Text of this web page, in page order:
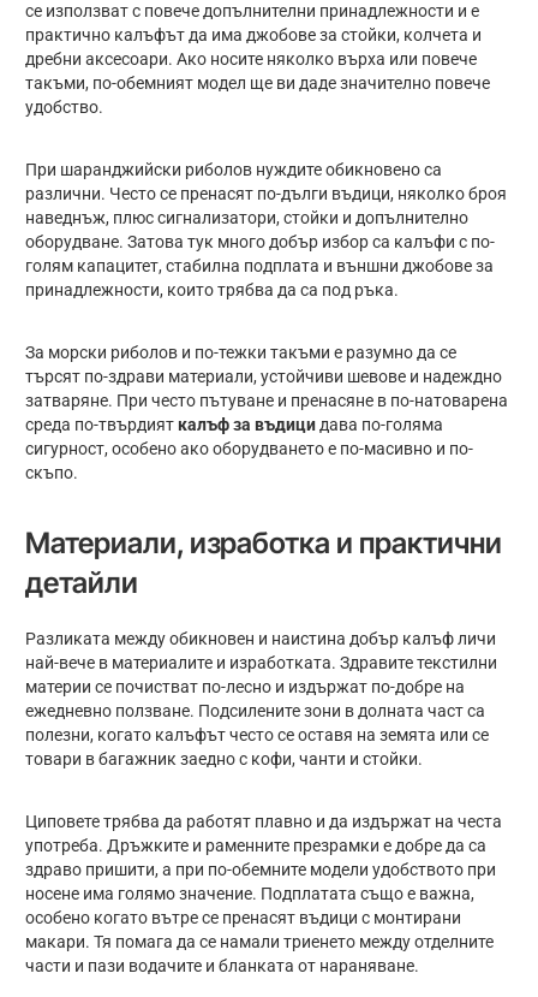
се използват с повече допълнителни принадлежности и е
практично калъфът да има джобове за стойки, колчета и
дребни аксесоари. Ако носите няколко върха или повече
такъми, по-обемният модел ще ви даде значително повече
удобство.
При шаранджийски риболов нуждите обикновено са
различни. Често се пренасят по-дълги въдици, няколко броя
наведнъж, плюс сигнализатори, стойки и допълнително
оборудване. Затова тук много добър избор са калъфи с по-
голям капацитет, стабилна подплата и външни джобове за
принадлежности, които трябва да са под ръка.
За морски риболов и по-тежки такъми е разумно да се
търсят по-здрави материали, устойчиви шевове и надеждно
затваряне. При често пътуване и пренасяне в по-натоварена
среда по-твърдият калъф за въдици дава по-голяма
сигурност, особено ако оборудването е по-масивно и по-
скъпо.
Материали, изработка и практични
детайли
Разликата между обикновен и наистина добър калъф личи
най-вече в материалите и изработката. Здравите текстилни
материи се почистват по-лесно и издържат по-добре на
ежедневно ползване. Подсилените зони в долната част са
полезни, когато калъфът често се оставя на земята или се
товари в багажник заедно с кофи, чанти и стойки.
Циповете трябва да работят плавно и да издържат на честа
употреба. Дръжките и раменните презрамки е добре да са
здраво пришити, а при по-обемните модели удобството при
носене има голямо значение. Подплатата също е важна,
особено когато вътре се пренасят въдици с монтирани
макари. Тя помага да се намали триенето между отделните
части и пази водачите и бланката от нараняване.